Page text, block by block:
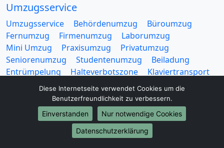
Umzugsservice
Umzugsservice Behördenumzug
Büroumzug
Fernumzug
Firmenumzug
Laborumzug
Mini Umzug
Praxisumzug
Privatumzug
Seniorenumzug
Studentenumzug
Beiladung
Entrümpelung
Halteverbotszone
Klaviertransport
Möbellift
Haushaltsauflösung
Möbeltaxi
Möbelmitfahrzentrale
Umzugskartons
Diese Internetseite verwendet Cookies um die
Benutzerfreundlichkeit zu verbessern.
Einverstanden
Nur notwendige Cookies
Datenschutzerklärung